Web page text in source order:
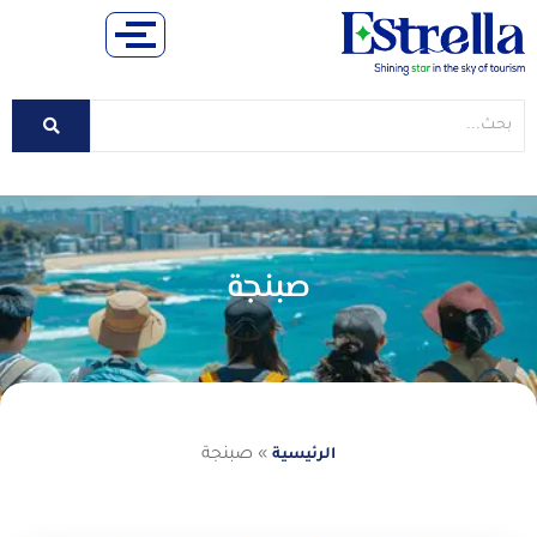
صبنجة
الرئيسية » صبنجة